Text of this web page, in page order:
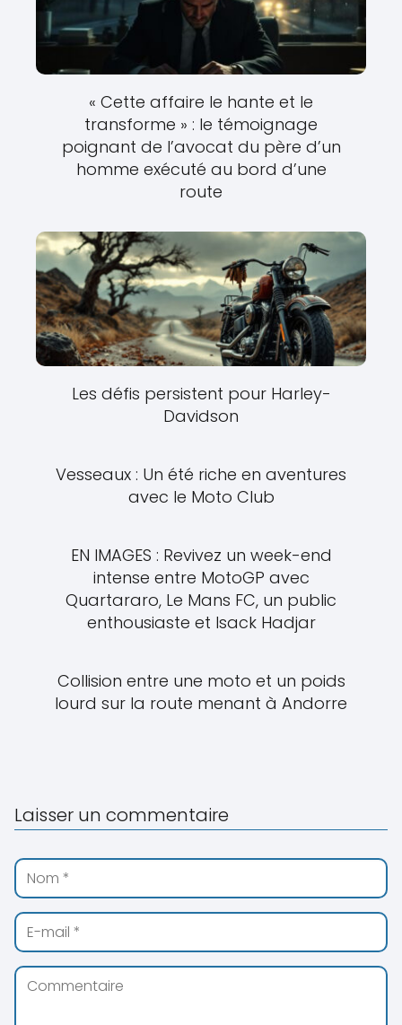
« Cette affaire le hante et le
transforme » : le témoignage
poignant de l’avocat du père d’un
homme exécuté au bord d’une
route
Les défis persistent pour Harley-
Davidson
Vesseaux : Un été riche en aventures
avec le Moto Club
EN IMAGES : Revivez un week-end
intense entre MotoGP avec
Quartararo, Le Mans FC, un public
enthousiaste et Isack Hadjar
Collision entre une moto et un poids
lourd sur la route menant à Andorre
Laisser un commentaire